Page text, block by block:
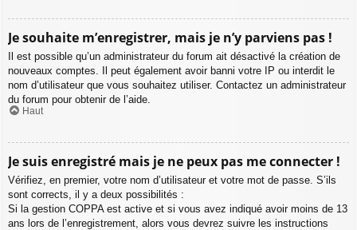
Je souhaite m’enregistrer, mais je n’y parviens pas !
Il est possible qu’un administrateur du forum ait désactivé la création de
nouveaux comptes. Il peut également avoir banni votre IP ou interdit le
nom d’utilisateur que vous souhaitez utiliser. Contactez un administrateur
du forum pour obtenir de l’aide.
Haut
Je suis enregistré mais je ne peux pas me connecter !
Vérifiez, en premier, votre nom d’utilisateur et votre mot de passe. S’ils
sont corrects, il y a deux possibilités :
Si la gestion COPPA est active et si vous avez indiqué avoir moins de 13
ans lors de l’enregistrement, alors vous devrez suivre les instructions